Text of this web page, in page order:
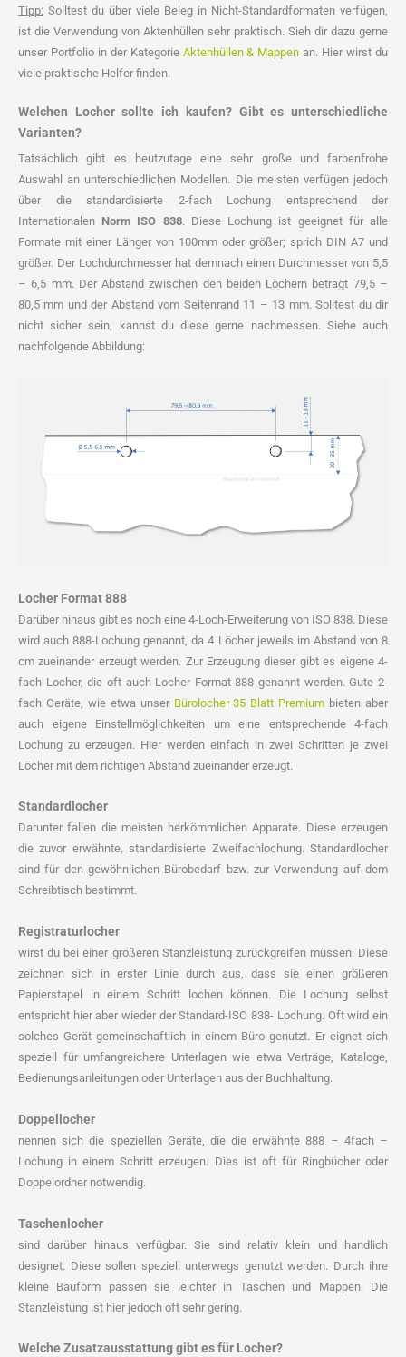
Tipp: Solltest du über viele Beleg in Nicht-Standardformaten verfügen,
ist die Verwendung von Aktenhüllen sehr praktisch. Sieh dir dazu gerne
unser Portfolio in der Kategorie Aktenhüllen & Mappenan. Hier wirst du
viele praktische Helfer finden.
Welchen Locher sollte ich kaufen? Gibt es unterschiedliche
Varianten?
Tatsächlich gibt es heutzutage eine sehr große und farbenfrohe
Auswahl an unterschiedlichen Modellen. Die meisten verfügen jedoch
über die standardisierte 2-fach Lochung entsprechend der
Internationalen Norm ISO 838. Diese Lochung ist geeignet für alle
Formate mit einer Länger von 100mm oder größer; sprich DIN A7 und
größer. Der Lochdurchmesser hat demnach einen Durchmesser von 5,5
– 6,5 mm. Der Abstand zwischen den beiden Löchern beträgt 79,5 –
80,5 mm und der Abstand vom Seitenrand 11 – 13 mm. Solltest du dir
nicht sicher sein, kannst du diese gerne nachmessen. Siehe auch
nachfolgende Abbildung:
Locher Format 888
Darüber hinaus gibt es noch eine 4-Loch-Erweiterung von ISO 838. Diese
wird auch 888-Lochung genannt, da 4 Löcher jeweils im Abstand von 8
cm zueinander erzeugt werden. Zur Erzeugung dieser gibt es eigene 4-
fach Locher, die oft auch Locher Format 888 genannt werden. Gute 2-
fach Geräte, wie etwa unser Bürolocher 35 Blatt Premium bieten aber
auch eigene Einstellmöglichkeiten um eine entsprechende 4-fach
Lochung zu erzeugen. Hier werden einfach in zwei Schritten je zwei
Löcher mit dem richtigen Abstand zueinander erzeugt.
Standardlocher
Darunter fallen die meisten herkömmlichen Apparate. Diese erzeugen
die zuvor erwähnte, standardisierte Zweifachlochung. Standardlocher
sind für den gewöhnlichen Bürobedarf bzw. zur Verwendung auf dem
Schreibtisch bestimmt.
Registraturlocher
wirst du bei einer größeren Stanzleistung zurückgreifen müssen. Diese
zeichnen sich in erster Linie durch aus, dass sie einen größeren
Papierstapel in einem Schritt lochen können. Die Lochung selbst
entspricht hier aber wieder der Standard-ISO 838- Lochung. Oft wird ein
solches Gerät gemeinschaftlich in einem Büro genutzt. Er eignet sich
speziell für umfangreichere Unterlagen wie etwa Verträge, Kataloge,
Bedienungsanleitungen oder Unterlagen aus der Buchhaltung.
Doppellocher
nennen sich die speziellen Geräte, die die erwähnte 888 – 4fach –
Lochung in einem Schritt erzeugen. Dies ist oft für Ringbücher oder
Doppelordner notwendig.
Taschenlocher
sind darüber hinaus verfügbar. Sie sind relativ klein und handlich
designet. Diese sollen speziell unterwegs genutzt werden. Durch ihre
kleine Bauform passen sie leichter in Taschen und Mappen. Die
Stanzleistung ist hier jedoch oft sehr gering.
Welche Zusatzausstattung gibt es für Locher?